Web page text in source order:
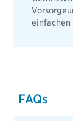
einfachen
FAQs